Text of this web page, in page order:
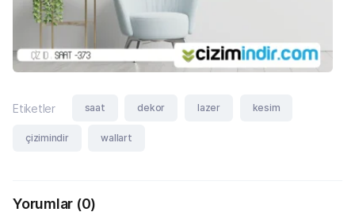
Etiketler saat dekor lazer kesim
çizimindir wallart
Yorumlar (0)